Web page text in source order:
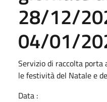
28/12/
04/01/
Servizio di raccolta
le festività del Natale e
Data :